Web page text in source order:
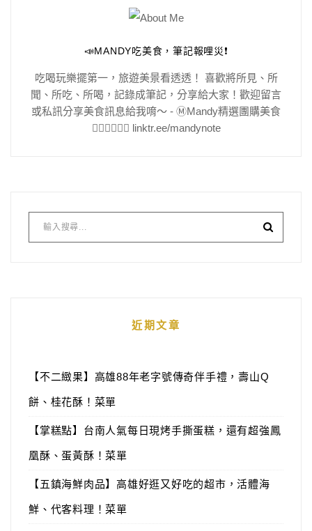
📣MANDY吃美食，筆記報哩災❗️
吃喝玩樂擺第一，旅遊美景看透透！ 喜歡將所見、所
聞、所吃、所喝，記錄成筆記，分享給大家！歡迎留言
或私訊分享美食訊息給我唷～ - Ⓜ️Mandy精選團購美食
👇🏻👇🏻👇🏻 linktr.ee/mandynote
近期文章
【不二緻果】高雄88年老字號傳奇伴手禮，壽山Q
餅、桂花酥！菜單
【掌糕點】台南人氣每日現烤手撕蛋糕，還有超強鳳
凰酥、蛋黃酥！菜單
【五鎮海鮮肉品】高雄好逛又好吃的超市，活體海
鮮、代客料理！菜單